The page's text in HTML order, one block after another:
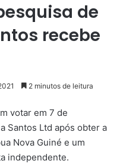
de
recebe
2 minutos de leitura
votar em 7 de
Santos Ltd após obter a
Nova Guiné e um
independente.